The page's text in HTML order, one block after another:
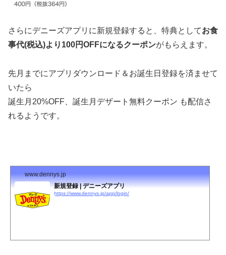
さらにデニーズアプリに新規登録すると、特典としてお食
事代(税込)より100円OFFになるクーポンがもらえます。
先月までにアプリダウンロード＆お誕生日登録を済ませて
いたら
誕生月20%OFF、 誕生月デザート無料クーポン も配信さ
れるようです。
www.dennys.jp
新規登録 | デニーズアプリ
https://www.dennys.jp/app/login/